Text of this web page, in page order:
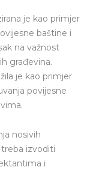
je kao primjer
baštine i
na važnost
građevina.
je kao primjer
povijesne
nosivih
izvoditi
i